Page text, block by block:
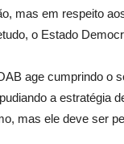
mas em respeito
o Estado
age cumprindo o
a estratégia
mas ele deve ser